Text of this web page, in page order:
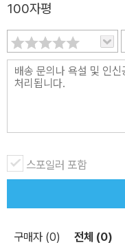
100자평
스포일러 포함
구매자 (0) 전체 (0)